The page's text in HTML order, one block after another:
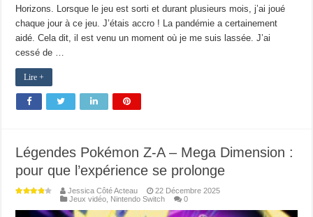
Horizons. Lorsque le jeu est sorti et durant plusieurs mois, j’ai joué
chaque jour à ce jeu. J’étais accro ! La pandémie a certainement
aidé. Cela dit, il est venu un moment où je me suis lassée. J’ai
cessé de …
Lire +
Légendes Pokémon Z-A – Mega Dimension :
pour que l’expérience se prolonge
Jessica Côté Acteau
22 Décembre 2025
Jeux vidéo Nintendo Switch 0